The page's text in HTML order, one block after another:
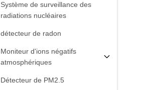
Système de surveillance des
radiations nucléaires
détecteur de radon
Moniteur d'ions négatifs
atmosphériques
Détecteur de PM2.5